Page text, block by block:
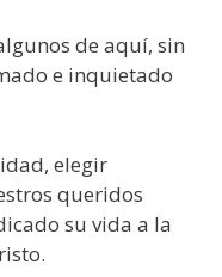
de aquí, sin
e inquietado
elegir
queridos
su vida a la